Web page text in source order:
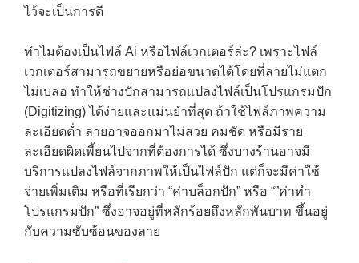
ไว้จะเป็นการดี
ทำไมต้องเป็นไฟล์ Ai หรือไฟล์เวกเตอร์ล่ะ? เพราะไฟล์
เวกเตอร์สามารถขยายหรือย่อขนาดได้โดยที่ลายไม่แตก
ไม่เบลอ ทำให้ช่างปักสามารถแปลงไฟล์เป็นโปรแกรมปัก
(Digitizing) ได้ง่ายและแม่นยำที่สุด ถ้าใช้ไฟล์ภาพความ
ละเอียดต่ำ ลายอาจออกมาไม่สวย คมชัด หรือมีราย
ละเอียดผิดเพี้ยนไปจากที่ต้องการได้ ซึ่งบางร้านอาจมี
บริการแปลงไฟล์จากภาพให้เป็นไฟล์ปัก แต่ก็จะมีค่าใช้
จ่ายเพิ่มเติม หรือที่เรียกว่า “ค่าบล็อกปัก” หรือ “”ค่าทำ
โปรแกรมปัก” ซึ่งอาจอยู่ที่หลักร้อยถึงหลักพันบาท ขึ้นอยู่
กับความซับซ้อนของลาย